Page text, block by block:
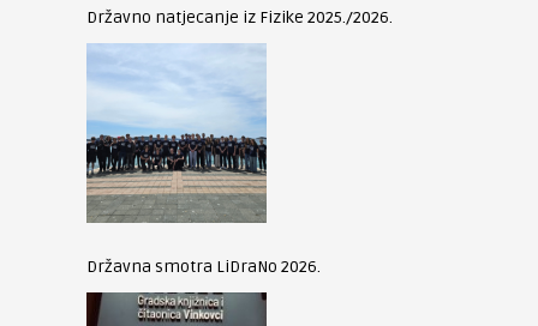
Državno natjecanje iz Fizike 2025./2026.
Državna smotra LiDraNo 2026.